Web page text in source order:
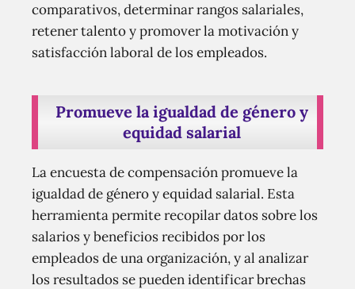
comparativos, determinar rangos salariales,
retener talento y promover la motivación y
satisfacción laboral de los empleados.
Promueve la igualdad de género y
equidad salarial
La encuesta de compensación promueve la
igualdad de género y equidad salarial. Esta
herramienta permite recopilar datos sobre los
salarios y beneficios recibidos por los
empleados de una organización, y al analizar
los resultados se pueden identificar brechas